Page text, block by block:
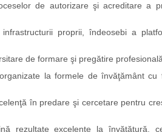
de autorizare şi acreditare a
proprii, îndeosebi a
de formare şi pregătire
la formele de învăţământ
în predare şi cercetare pentru
rezultate excelente la învăţătură,